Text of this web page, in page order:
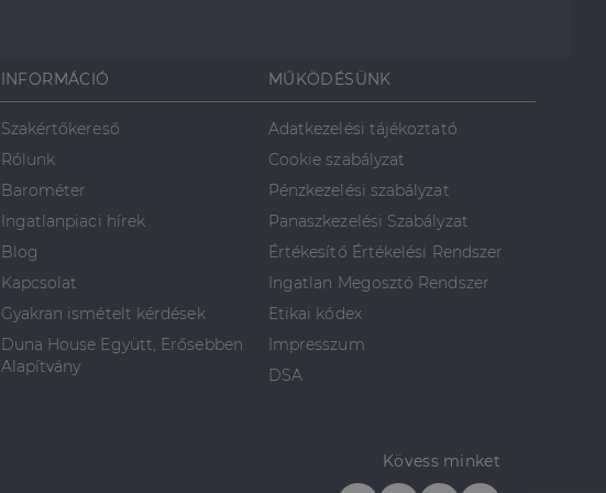
INFORMÁCIÓ
Szakértőkereső
Rólunk
Barométer
Ingatlanpiaci hírek
Blog
Kapcsolat
Gyakran ismételt kérdések
Duna House Együtt, Erősebben
Alapítvány
MŰKÖDÉSÜNK
Adatkezelési tájékoztató
Cookie szabályzat
Pénzkezelési szabályzat
Panaszkezelési Szabályzat
Értékesítő Értékelési Rendszer
Ingatlan Megosztó Rendszer
Etikai kódex
Impresszum
DSA
Kövess minket